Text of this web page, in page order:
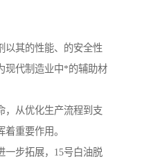
以其的性能、的安全性
现代制造业中*的辅助材
，从优化生产流程到支
重要作用。
一步拓展，15号白油脱